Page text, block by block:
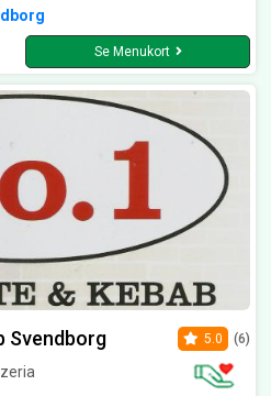
Se Menukort
Svendborg 5.0 (6)